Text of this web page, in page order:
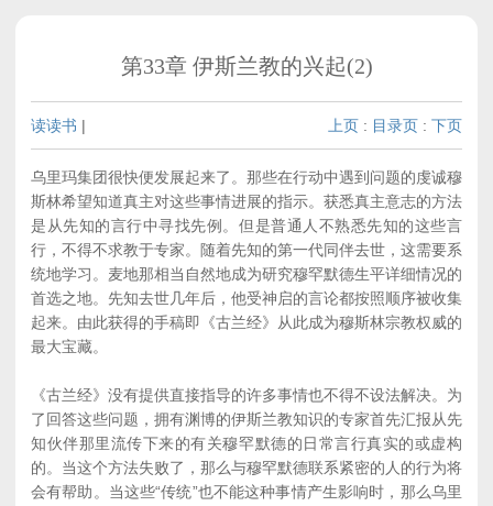
第33章 伊斯兰教的兴起(2)
读读书 | 上页 : 目录页 : 下页
乌里玛集团很快便发展起来了。那些在行动中遇到问题的虔诚穆
斯林希望知道真主对这些事情进展的指示。获悉真主意志的方法
是从先知的言行中寻找先例。但是普通人不熟悉先知的这些言
行，不得不求教于专家。随着先知的第一代同伴去世，这需要系
统地学习。麦地那相当自然地成为研究穆罕默德生平详细情况的
首选之地。先知去世几年后，他受神启的言论都按照顺序被收集
起来。由此获得的手稿即《古兰经》从此成为穆斯林宗教权威的
最大宝藏。
《古兰经》没有提供直接指导的许多事情也不得不设法解决。为
了回答这些问题，拥有渊博的伊斯兰教知识的专家首先汇报从先
知伙伴那里流传下来的有关穆罕默德的日常言行真实的或虚构
的。当这个方法失败了，那么与穆罕默德联系紧密的人的行为将
会有帮助。当这些“传统”也不能这种事情产生影响时，那么乌里